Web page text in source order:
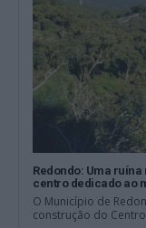
Redondo: Uma
centro dedicado ao
O Município de
construção do